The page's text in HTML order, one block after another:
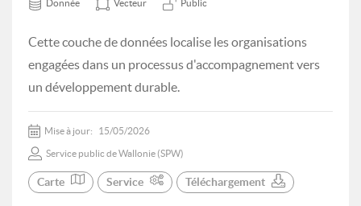
Donnée Vecteur Public
Cette couche de données localise les organisations
engagées dans un processus d'accompagnement vers
un développement durable.
Mise à jour: 15/05/2026
Service public de Wallonie (SPW)
Carte Service Téléchargement